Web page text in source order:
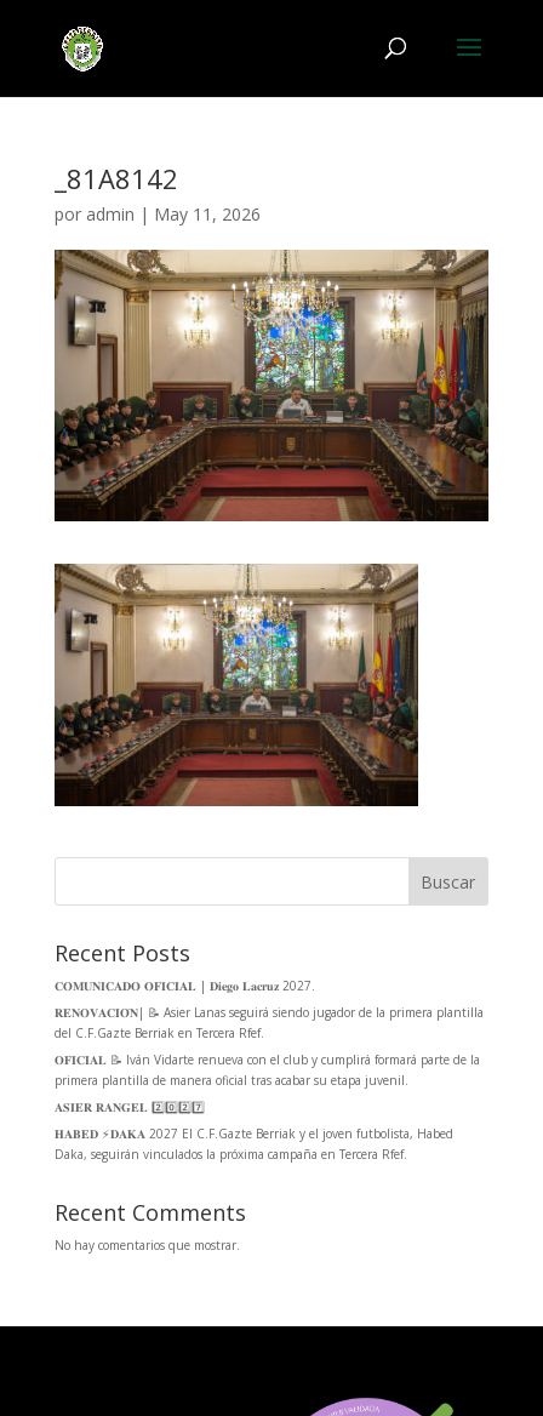
_81A8142
por admin | May 11, 2026
Buscar
Recent Posts
𝐂𝐎𝐌𝐔𝐍𝐈𝐂𝐀𝐃𝐎 𝐎𝐅𝐈𝐂𝐈𝐀𝐋 | 𝐃𝐢𝐞𝐠𝐨 𝐋𝐚𝐜𝐫𝐮𝐳 2027.
𝐑𝐄𝐍𝐎𝐕𝐀𝐂𝐈𝐎́𝐍| 📝 Asier Lanas seguirá siendo jugador de la primera plantilla
del C.F.Gazte Berriak en Tercera Rfef.
𝐎𝐅𝐈𝐂𝐈𝐀𝐋 📝 Iván Vidarte renueva con el club y cumplirá formará parte de la
primera plantilla de manera oficial tras acabar su etapa juvenil.
𝐀𝐒𝐈𝐄𝐑 𝐑𝐀𝐍𝐆𝐄𝐋 2️⃣0️⃣2️⃣7️⃣
𝐇𝐀𝐁𝐄𝐃 ⚡️𝐃𝐀𝐊𝐀 2027 El C.F.Gazte Berriak y el joven futbolista, Habed
Daka, seguirán vinculados la próxima campaña en Tercera Rfef.
Recent Comments
No hay comentarios que mostrar.